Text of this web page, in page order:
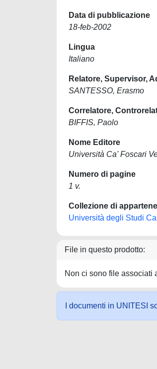
Data di pubblicazione
18-feb-2002
Lingua
Italiano
Relatore, Supervisor,
SANTESSO, Erasmo
Correlatore,
BIFFIS, Paolo
Nome Editore
Università Ca' Foscari
Numero di pagine
1 v.
Collezione di
Università degli Studi
File in questo prodotto:
Non ci sono file associati
I documenti in UNITESI